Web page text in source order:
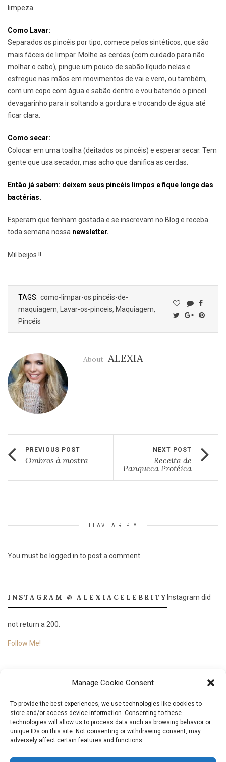
Manage Cookie Consent
To provide the best experiences, we use technologies like cookies to
store and/or access device information. Consenting to these
technologies will allow us to process data such as browsing behavior or
unique IDs on this site. Not consenting or withdrawing consent, may
adversely affect certain features and functions.
limpeza.
Como Lavar:
Separados os pincéis por tipo, comece pelos sintéticos, que são
mais fáceis de limpar. Molhe as cerdas (com cuidado para não
molhar o cabo), pingue um pouco de sabão líquido nelas e
esfregue nas mãos em movimentos de vai e vem, ou também,
com um copo com água e sabão dentro e vou batendo o pincel
devagarinho para ir soltando a gordura e trocando de água até
ficar clara.
Como secar:
Colocar em uma toalha (deitados os pincéis) e esperar secar. Tem
gente que usa secador, mas acho que danifica as cerdas.
Então já sabem: deixem seus pincéis limpos e fique longe das
bactérias.
Esperam que tenham gostada e se inscrevam no Blog e receba
toda semana nossa newsletter.
Mil beijos !!
TAGS: como-limpar-os pincéis-de-
maquiagem, Lavar-os-pinceis, Maquiagem,
Pincéis
About ALEXIA
PREVIOUS POST
Ombros à mostra
NEXT POST
Receita de
Panqueca Protéica
LEAVE A REPLY
You must be logged in to post a comment.
INSTAGRAM @ ALEXIACELEBRITY Instagram did
not return a 200.
Follow Me!